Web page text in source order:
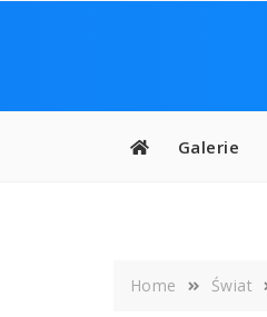
Galerie
Home Świat